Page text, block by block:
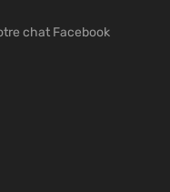
chat Facebook